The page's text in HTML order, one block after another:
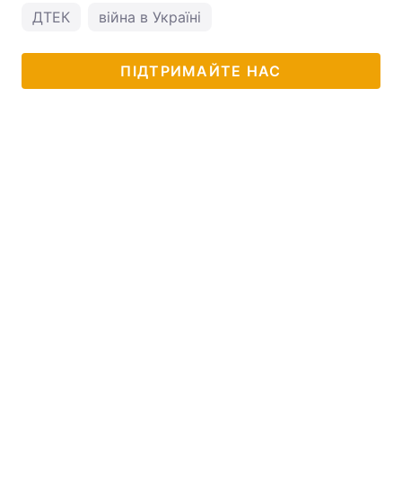
ДТЕК війна в Україні
ПІДТРИМАЙТЕ НАС